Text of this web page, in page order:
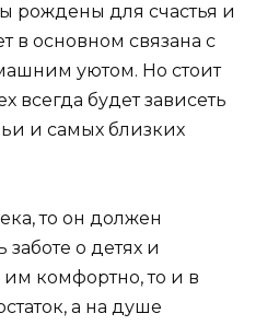
рождены для счастья и
в основном связана с
уютом. Но стоит
всегда будет зависеть
и самых близких
то он должен
о детях и
комфортно, то и в
а на душе